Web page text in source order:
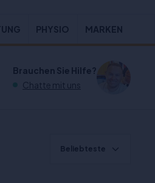
PHYSIO MARKEN
Brauchen Sie Hilfe?
Chatte mit uns
Beliebteste